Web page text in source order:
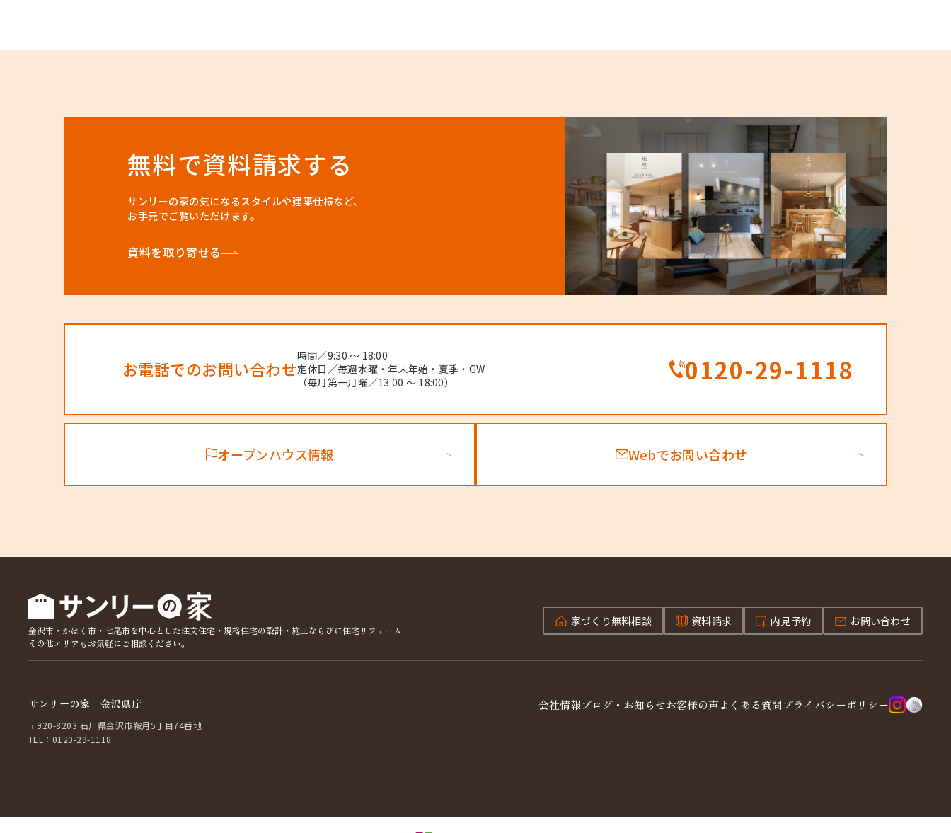
無料で資料請求する
サンリーの家の気になるスタイルや建築仕様など、
お手元でご覧いただけます。
資料を取り寄せる
お電話でのお問い合わせ
時間／9:30 ～ 18:00
定休日／毎週水曜・年末年始・夏季・GW
（毎月第一月曜／13:00 ～ 18:00）
0120-29-1118
オープンハウス情報 Webでお問い合わせ
金沢市・かほく市・七尾市を中心とした注文住宅・規格住宅の設計・施工ならびに住宅リフォーム
その他エリアもお気軽にご相談ください。
家づくり 無料相談 資料請求 内見予約 お問い合わせ
サンリーの家 金沢県庁
〒920-8203 石川県金沢市鞍月5丁目74番地
TEL：0120-29-1118
会社情報ブログ・お知らせお客様の声よくある質問プライバシーポリシー